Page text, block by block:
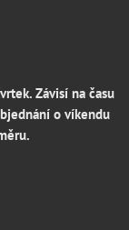
Závisí na času
o víkendu